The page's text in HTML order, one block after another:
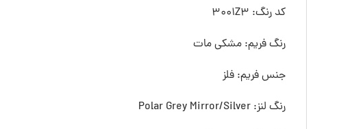
کد رنگ: 3001Z3
رنگ فريم: مشکی مات
جنس فريم: فلز
رنگ لنز: Polar Grey Mirror/Silver